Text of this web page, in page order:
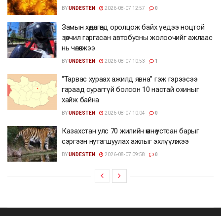
BYUNDESTEN 2026-08-07 12:57 0
Замын хөдөлгөөнд оролцож байх үедээ ноцтой
зөрчил гаргасан автобусны жолоочийг ажлаас
нь чөлөөлжээ
BYUNDESTEN 2026-08-07 10:53 1
“Тарвас хураах ажилд явна” гэж гэрээсээ
гараад сураггүй болсон 10 настай охиныг
хайж байна
BYUNDESTEN 2026-08-07 10:04 0
Казахстан улс 70 жилийн өмнө устсан барыг
сэргээн нутагшуулах ажлыг эхлүүлжээ
BYUNDESTEN 2026-08-07 09:58 0